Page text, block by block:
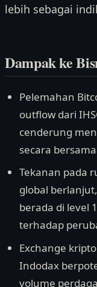
lebih sebagai
Dampak ke
Pelemahan
outflow dari
cenderung
secara
Tekanan pada
global
berada di level
terhadap
Exchange
Indodax
volume